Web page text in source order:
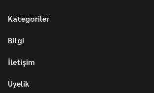
Kategoriler
Bilgi
İletişim
Üyelik